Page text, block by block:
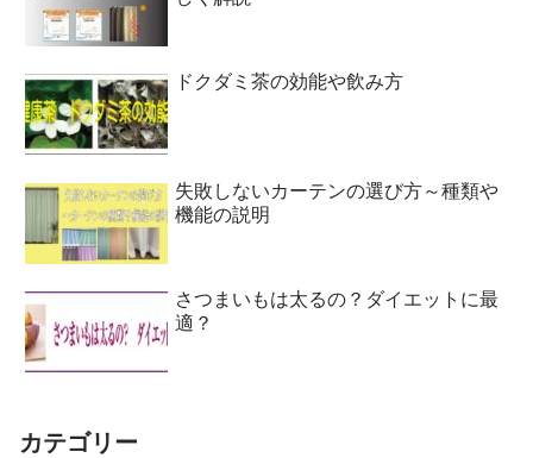
ドクダミ茶の効能や飲み方
失敗しないカーテンの選び方～種類や
機能の説明
さつまいもは太るの？ダイエットに最
適？
カテゴリー